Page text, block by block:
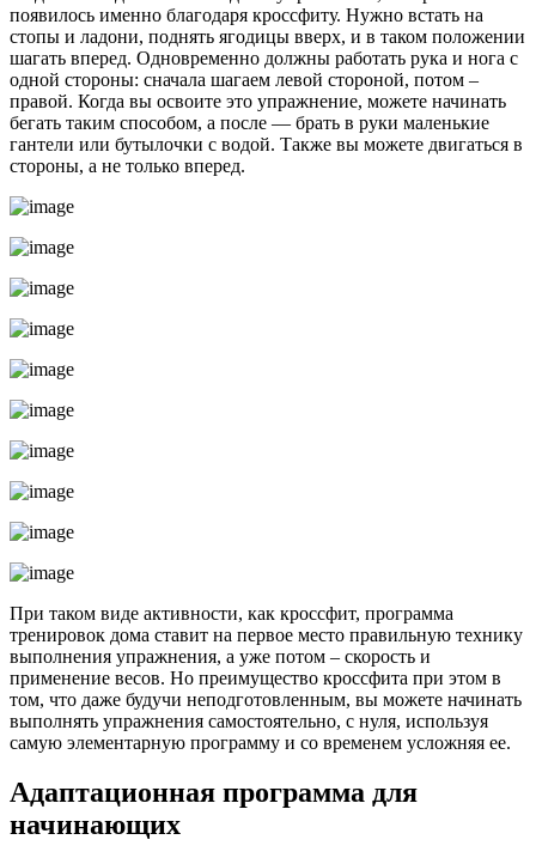
появилось именно благодаря кроссфиту. Нужно встать на
стопы и ладони, поднять ягодицы вверх, и в таком положении
шагать вперед. Одновременно должны работать рука и нога с
одной стороны: сначала шагаем левой стороной, потом –
правой. Когда вы освоите это упражнение, можете начинать
бегать таким способом, а после — брать в руки маленькие
гантели или бутылочки с водой. Также вы можете двигаться в
стороны, а не только вперед.
При таком виде активности, как кроссфит, программа
тренировок дома ставит на первое место правильную технику
выполнения упражнения, а уже потом – скорость и
применение весов. Но преимущество кроссфита при этом в
том, что даже будучи неподготовленным, вы можете начинать
выполнять упражнения самостоятельно, с нуля, используя
самую элементарную программу и со временем усложняя ее.
Адаптационная программа для
начинающих